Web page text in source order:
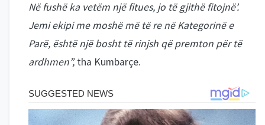
Në fushë ka vetëm një fitues, jo të gjithë fitojnë’.
Jemi ekipi me moshë më të re në Kategorinë e
Parë, është një bosht të rinjsh që premton për të
ardhmen”,tha Kumbarçe.